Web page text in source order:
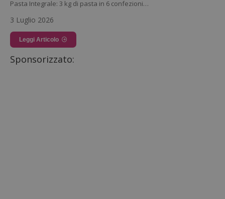
Pasta Integrale: 3 kg di pasta in 6 confezioni…
3 Luglio 2026
Leggi Articolo
Sponsorizzato: